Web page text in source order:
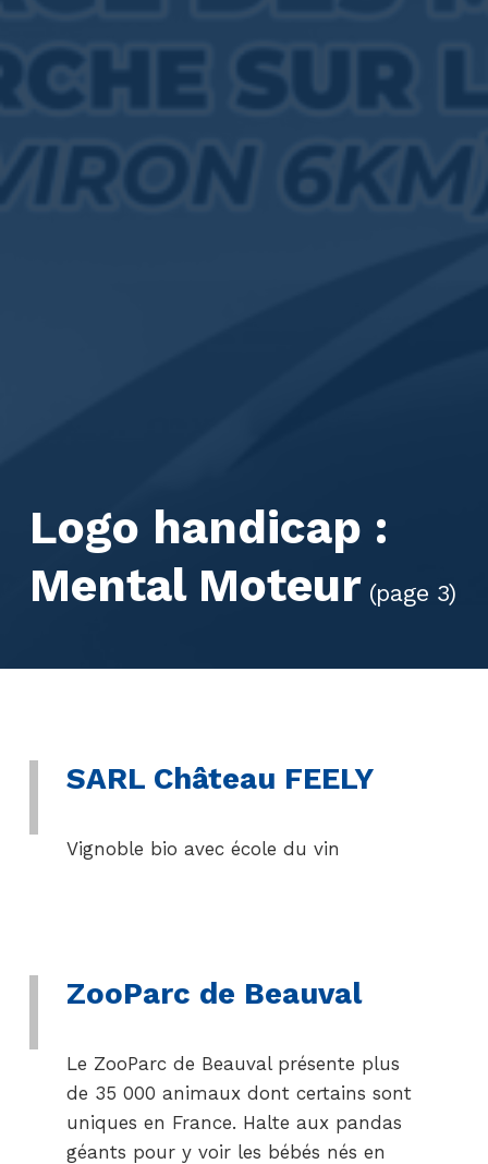
Logo handicap :
Mental Moteur (page 3)
SARL Château FEELY
Vignoble bio avec école du vin
ZooParc de Beauval
Le ZooParc de Beauval présente plus
de 35 000 animaux dont certains sont
uniques en France. Halte aux pandas
géants pour y voir les bébés nés en